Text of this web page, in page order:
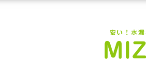
安い！水